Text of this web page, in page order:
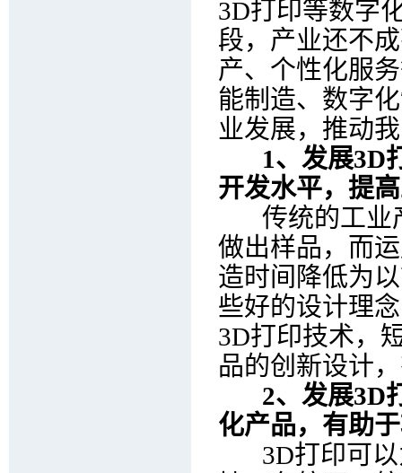
3D打印等数字
段，产业还不
产、个性化服
能制造、数字
业发展，推动
1、发展3D
开发水平，提
传统的工业
做出样品，而
造时间降低为
些好的设计理
3D打印技术，
品的创新设计
2、发展3D
化产品，有助
3D打印可以